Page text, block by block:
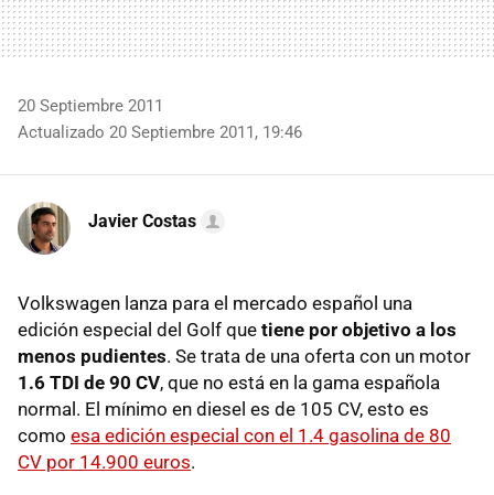
20 Septiembre 2011
Actualizado 20 Septiembre 2011, 19:46
Javier Costas
Volkswagen lanza para el mercado español una
edición especial del Golf que tiene por objetivo a los
menos pudientes. Se trata de una oferta con un motor
1.6 TDI de 90 CV, que no está en la gama española
normal. El mínimo en diesel es de 105 CV, esto es
como esa edición especial con el 1.4 gasolina de 80
CV por 14.900 euros.